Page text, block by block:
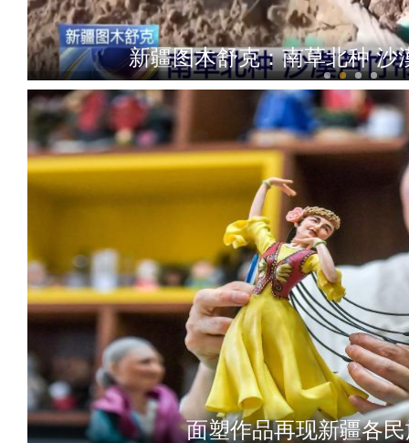
新疆图木舒克：南草北种 沙
新疆铁门关：迎数千只灰鹤
面塑作品再现新疆各